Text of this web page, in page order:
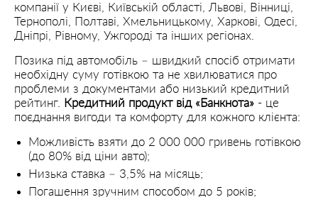
компанії у Києві, Київській області, Львові, Вінниці,
Тернополі, Полтаві, Хмельницькому, Харкові, Одесі,
Дніпрі, Рівному, Ужгороді та інших регіонах.
Позика під автомобіль – швидкий спосіб отримати
необхідну суму готівкою та не хвилюватися про
проблеми з документами або низький кредитний
рейтинг.
Кредитний продукт від «Банкнота» - це
поєднання вигоди та комфорту для кожного клієнта:
Можливість взяти до 2 000 000 гривень готівкою
(до 80% від ціни авто);
Низька ставка – 3,5% на місяць;
Погашення зручним способом до 5 років;